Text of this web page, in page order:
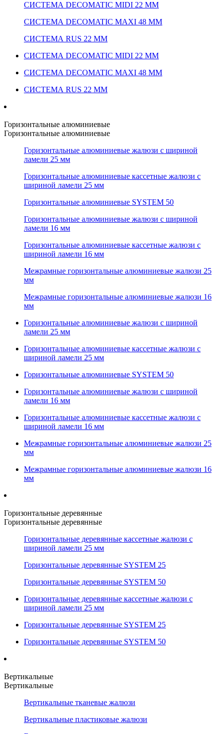
СИСТЕМА DECOMATIC MIDI 22 ММ
СИСТЕМА DECOMATIC MAXI 48 ММ
СИСТЕМА RUS 22 ММ
СИСТЕМА DECOMATIC MIDI 22 ММ
СИСТЕМА DECOMATIC MAXI 48 ММ
СИСТЕМА RUS 22 ММ
Горизонтальные алюминиевые
Горизонтальные алюминиевые
Горизонтальные алюминиевые жалюзи с шириной
ламели 25 мм
Горизонтальные алюминиевые кассетные жалюзи с
шириной ламели 25 мм
Горизонтальные алюминиевые SYSTEM 50
Горизонтальные алюминиевые жалюзи с шириной
ламели 16 мм
Горизонтальные алюминиевые кассетные жалюзи с
шириной ламели 16 мм
Межрамные горизонтальные алюминиевые жалюзи 25
мм
Межрамные горизонтальные алюминиевые жалюзи 16
мм
Горизонтальные алюминиевые жалюзи с шириной
ламели 25 мм
Горизонтальные алюминиевые кассетные жалюзи с
шириной ламели 25 мм
Горизонтальные алюминиевые SYSTEM 50
Горизонтальные алюминиевые жалюзи с шириной
ламели 16 мм
Горизонтальные алюминиевые кассетные жалюзи с
шириной ламели 16 мм
Межрамные горизонтальные алюминиевые жалюзи 25
мм
Межрамные горизонтальные алюминиевые жалюзи 16
мм
Горизонтальные деревянные
Горизонтальные деревянные
Горизонтальные деревянные кассетные жалюзи с
шириной ламели 25 мм
Горизонтальные деревянные SYSTEM 25
Горизонтальные деревянные SYSTEM 50
Горизонтальные деревянные кассетные жалюзи с
шириной ламели 25 мм
Горизонтальные деревянные SYSTEM 25
Горизонтальные деревянные SYSTEM 50
Вертикальные
Вертикальные
Вертикальные тканевые жалюзи
Вертикальные пластиковые жалюзи